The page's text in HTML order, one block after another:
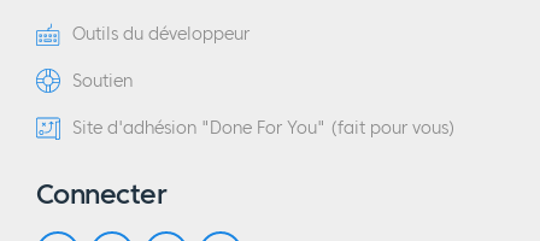
Outils du développeur
Soutien
Site d'adhésion "Done For You" (fait pour vous)
Connecter